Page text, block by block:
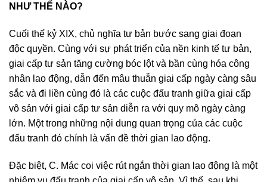
NHƯ THẾ NÀO?
Cuối thế kỷ XIX, chủ nghĩa tư bản bước sang giai đoạn
độc quyền. Cùng với sự phát triển của nền kinh tế tư bản,
giai cấp tư sản tăng cường bóc lột và bần cùng hóa công
nhân lao động, dẫn đến mâu thuẫn giai cấp ngày càng sâu
sắc và đi liền cùng đó là các cuộc đấu tranh giữa giai cấp
vô sản với giai cấp tư sản diễn ra với quy mô ngày càng
lớn. Một trong những nội dung quan trọng của các cuộc
đấu tranh đó chính là vấn đề thời gian lao động.
Đặc biệt, C. Mác coi việc rút ngắn thời gian lao động là một